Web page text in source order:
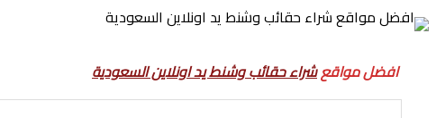
افضل مواقعشراء حقائب وشنط يد اونلاين السعودية